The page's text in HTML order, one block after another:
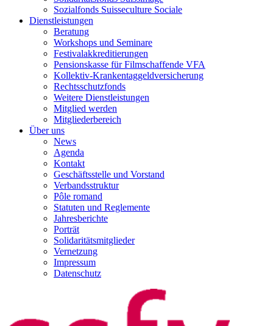
Sozialfonds Suisseculture Sociale
Dienstleistungen
Beratung
Workshops und Seminare
Festivalakkreditierungen
Pensionskasse für Filmschaffende VFA
Kollektiv-Krankentaggeldversicherung
Rechtsschutzfonds
Weitere Dienstleistungen
Mitglied werden
Mitgliederbereich
Über uns
News
Agenda
Kontakt
Geschäftsstelle und Vorstand
Verbandsstruktur
Pôle romand
Statuten und Reglemente
Jahresberichte
Porträt
Solidaritätsmitglieder
Vernetzung
Impressum
Datenschutz